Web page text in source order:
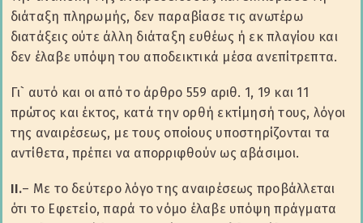
διάταξη πληρωμής, δεν παραβίασε τις ανωτέρω
διατάξεις ούτε άλλη διάταξη ευθέως ή εκ πλαγίου και
δεν έλαβε υπόψη του αποδεικτικά μέσα ανεπίτρεπτα.
Γι` αυτό και οι από το άρθρο 559 αριθ. 1, 19 και 11
πρώτος και έκτος, κατά την ορθή εκτίμησή τους, λόγοι
της αναιρέσεως, με τους οποίους υποστηρίζονται τα
αντίθετα, πρέπει να απορριφθούν ως αβάσιμοι.
ΙΙ.– Με το δεύτερο λόγο της αναιρέσεως προβάλλεται
ότι το Εφετείο, παρά το νόμο έλαβε υπόψη πράγματα